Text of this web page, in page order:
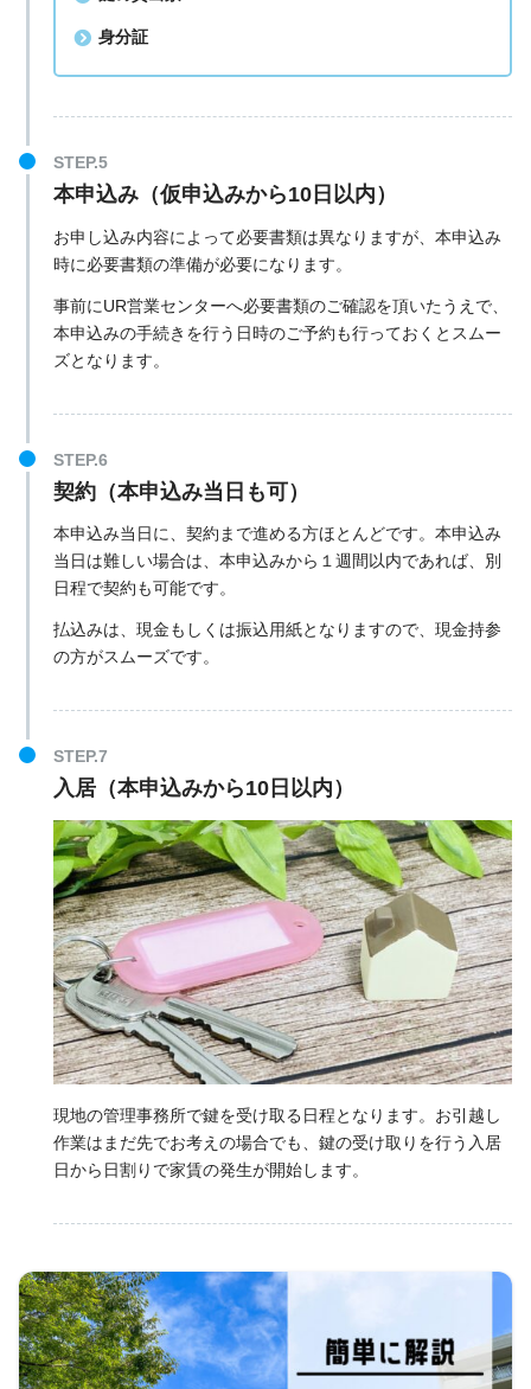
身分証
本申込み（仮申込みから10日以内）
お申し込み内容によって必要書類は異なりますが、本申込み
時に必要書類の準備が必要になります。
事前にUR営業センターへ必要書類のご確認を頂いたうえで、
本申込みの手続きを行う日時のご予約も行っておくとスムー
ズとなります。
契約（本申込み当日も可）
本申込み当日に、契約まで進める方ほとんどです。本申込み
当日は難しい場合は、本申込みから１週間以内であれば、別
日程で契約も可能です。
払込みは、現金もしくは振込用紙となりますので、現金持参
の方がスムーズです。
入居（本申込みから10日以内）
現地の管理事務所で鍵を受け取る日程となります。お引越し
作業はまだ先でお考えの場合でも、鍵の受け取りを行う入居
日から日割りで家賃の発生が開始します。